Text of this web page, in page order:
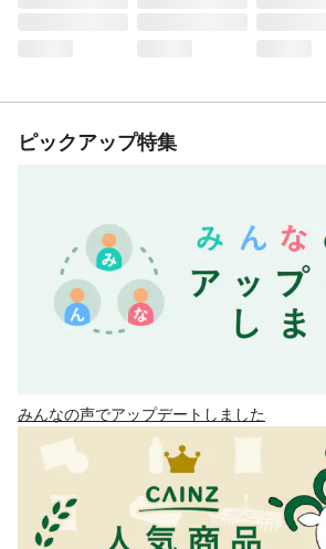
ピックアップ特集
みんなの声でアップデートしました